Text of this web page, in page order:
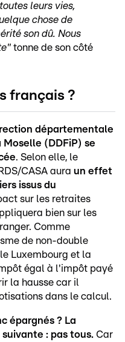
leurs vies,
chose de
son dû. Nous
tonne de son côté
français ?
départementale
(DDFiP) se
. Selon elle, le
CASA aura un effet
issus du
sur les retraites
bien sur les
Comme
de non-double
Luxembourg et la
égal à l'impôt payé
la hausse car il
dans le calcul.
épargnés ? La
: pas tous. Car